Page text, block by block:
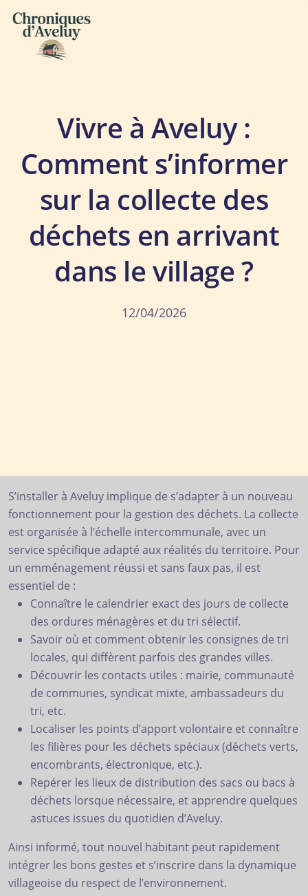
Vivre à Aveluy :
Comment s’informer
sur la collecte des
déchets en arrivant
dans le village ?
12/04/2026
S’installer à Aveluy implique de s’adapter à un nouveau
fonctionnement pour la gestion des déchets. La collecte
est organisée à l’échelle intercommunale, avec un
service spécifique adapté aux réalités du territoire. Pour
un emménagement réussi et sans faux pas, il est
essentiel de :
Connaître le calendrier exact des jours de collecte
des ordures ménagères et du tri sélectif.
Savoir où et comment obtenir les consignes de tri
locales, qui diffèrent parfois des grandes villes.
Découvrir les contacts utiles : mairie, communauté
de communes, syndicat mixte, ambassadeurs du
tri, etc.
Localiser les points d’apport volontaire et connaître
les filières pour les déchets spéciaux (déchets verts,
encombrants, électronique, etc.).
Repérer les lieux de distribution des sacs ou bacs à
déchets lorsque nécessaire, et apprendre quelques
astuces issues du quotidien d’Aveluy.
Ainsi informé, tout nouvel habitant peut rapidement
intégrer les bons gestes et s’inscrire dans la dynamique
villageoise du respect de l’environnement.